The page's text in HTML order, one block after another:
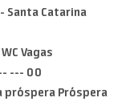
Santa Catarina
Vagas
--- 0 0
próspera Próspera